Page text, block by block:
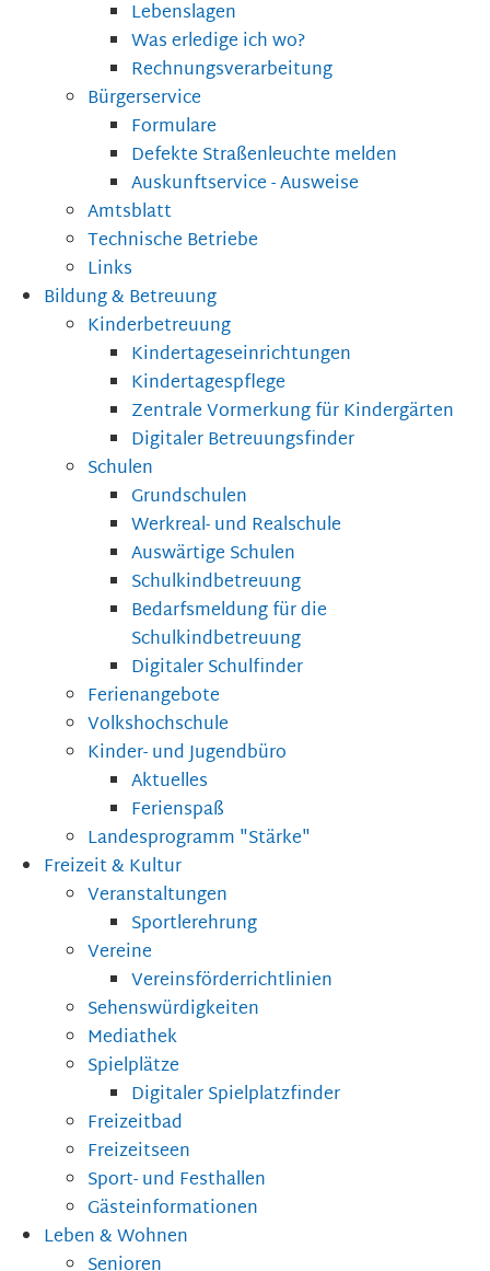
Lebenslagen
Was erledige ich wo?
Rechnungsverarbeitung
Bürgerservice
Formulare
Defekte Straßenleuchte melden
Auskunftservice - Ausweise
Amtsblatt
Technische Betriebe
Links
Bildung & Betreuung
Kinderbetreuung
Kindertageseinrichtungen
Kindertagespflege
Zentrale Vormerkung für Kindergärten
Digitaler Betreuungsfinder
Schulen
Grundschulen
Werkreal- und Realschule
Auswärtige Schulen
Schulkindbetreuung
Bedarfsmeldung für die
Schulkindbetreuung
Digitaler Schulfinder
Ferienangebote
Volkshochschule
Kinder- und Jugendbüro
Aktuelles
Ferienspaß
Landesprogramm "Stärke"
Freizeit & Kultur
Veranstaltungen
Sportlerehrung
Vereine
Vereinsförderrichtlinien
Sehenswürdigkeiten
Mediathek
Spielplätze
Digitaler Spielplatzfinder
Freizeitbad
Freizeitseen
Sport- und Festhallen
Gästeinformationen
Leben & Wohnen